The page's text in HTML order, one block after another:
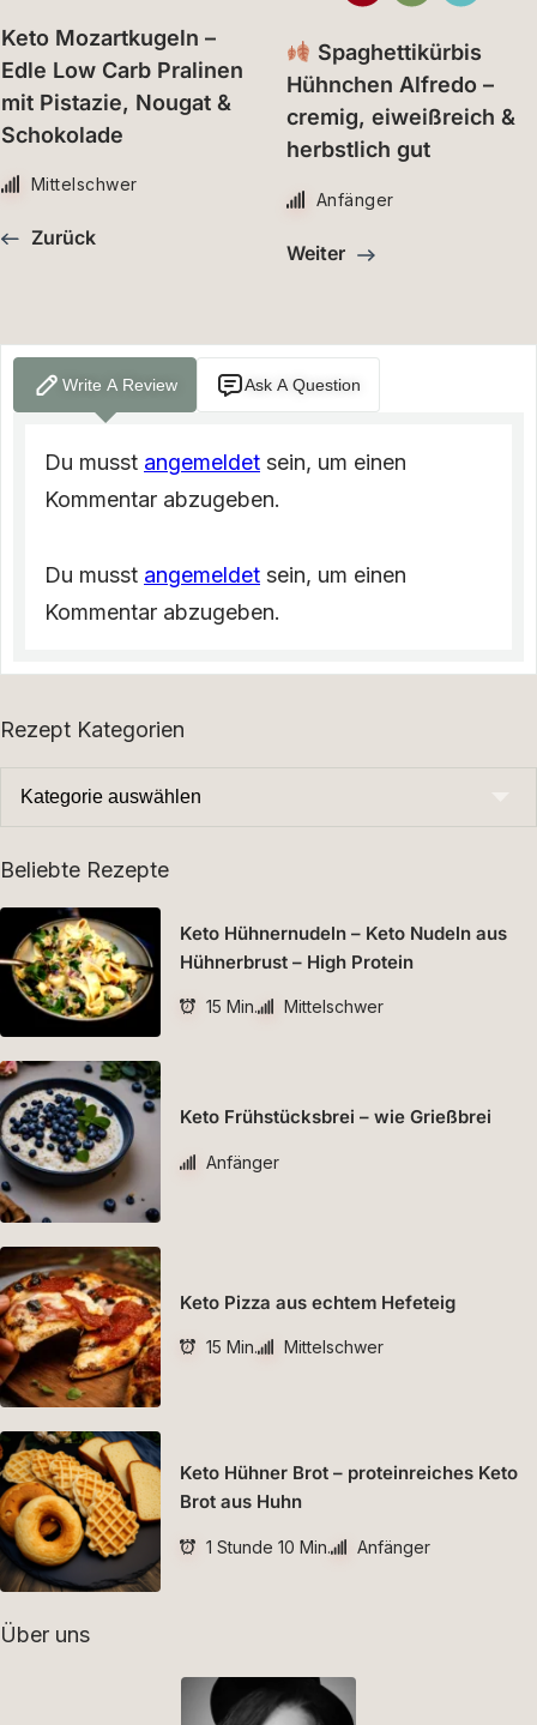
Keto Mozartkugeln –
Edle Low Carb Pralinen
mit Pistazie, Nougat &
Schokolade
Mittelschwer
Zurück
Spaghettikürbis
Hühnchen Alfredo –
cremig, eiweißreich &
herbstlich gut
Anfänger
Weiter
Write A Review Ask A Question
Du musst angemeldet sein, um einen
Kommentar abzugeben.
Du musst angemeldet sein, um einen
Kommentar abzugeben.
Rezept Kategorien
Beliebte Rezepte
Keto Hühnernudeln – Keto Nudeln aus
Hühnerbrust – High Protein
15 Min. Mittelschwer
Keto Frühstücksbrei – wie Grießbrei
Anfänger
Keto Pizza aus echtem Hefeteig
15 Min. Mittelschwer
Keto Hühner Brot – proteinreiches Keto
Brot aus Huhn
1 Stunde 10 Min. Anfänger
Über uns